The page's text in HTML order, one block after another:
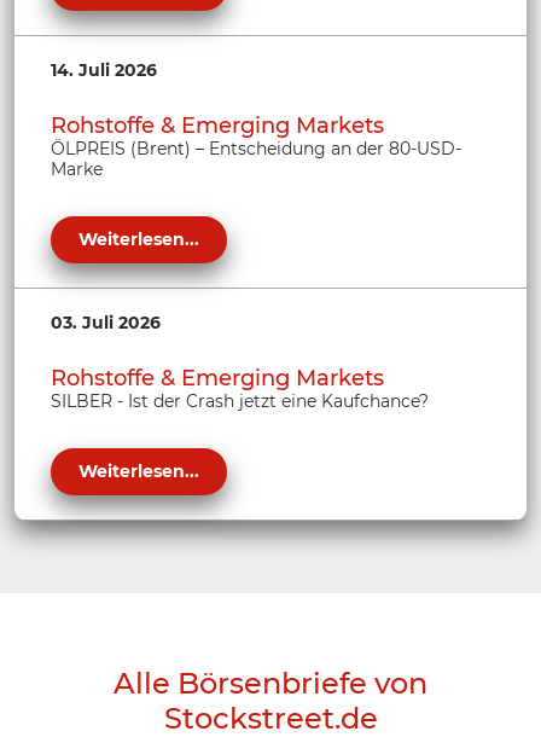
14. Juli 2026
Rohstoffe & Emerging Markets
ÖLPREIS (Brent) – Entscheidung an der 80-USD-
Marke
Weiterlesen...
03. Juli 2026
Rohstoffe & Emerging Markets
SILBER - Ist der Crash jetzt eine Kaufchance?
Weiterlesen...
Alle Börsenbriefe von
Stockstreet.de